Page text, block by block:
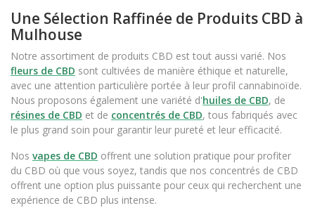
Une Sélection Raffinée de Produits CBD à
Mulhouse
Notre assortiment de produits CBD est tout aussi varié. Nos
fleurs de CBD sont cultivées de manière éthique et naturelle,
avec une attention particulière portée à leur profil cannabinoïde.
Nous proposons également une variété d'huiles de CBD, de
résines de CBD et de concentrés de CBD, tous fabriqués avec
le plus grand soin pour garantir leur pureté et leur efficacité.
Nos vapes de CBD offrent une solution pratique pour profiter
du CBD où que vous soyez, tandis que nos concentrés de CBD
offrent une option plus puissante pour ceux qui recherchent une
expérience de CBD plus intense.